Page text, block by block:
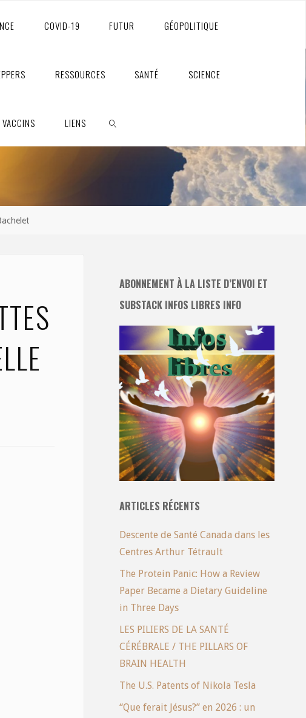
COVID-19 FUTUR GÉOPOLITIQUE
RESSOURCES SANTÉ SCIENCE
VACCINS LIENS
ABONNEMENT À LA LISTE D’ENVOI ET
SUBSTACK INFOS LIBRES INFO
ARTICLES RÉCENTS
Descente de Santé Canada dans les
Centres Arthur Tétrault
The Protein Panic: How a Review
Paper Became a Dietary Guideline
in Three Days
LES PILIERS DE LA SANTÉ
CÉRÉBRALE / THE PILLARS OF
BRAIN HEALTH
The U.S. Patents of Nikola Tesla
“Que ferait Jésus?” en 2026 : un